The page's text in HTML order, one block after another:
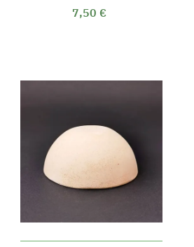
7,50 €